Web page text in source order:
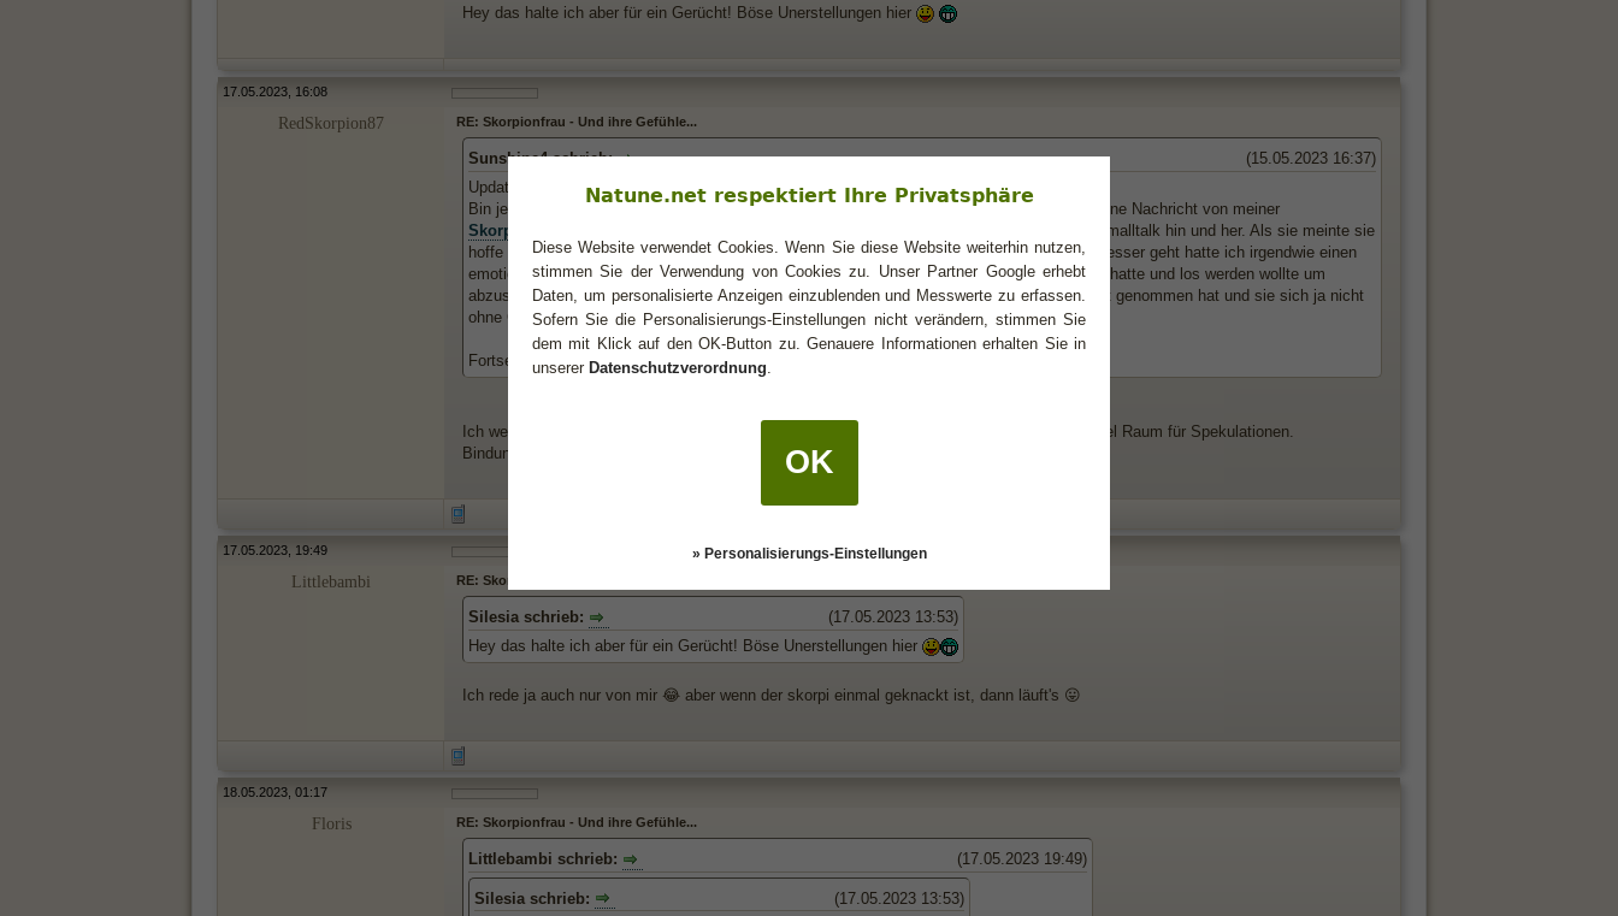
Hey das halte ich aber für ein Gerücht! Böse Unerstellungen hier
17.05.2023, 16:08
RedSkorpion87 RE: Skorpionfrau - Und ihre Gefühle...
(15.05.2023 16:37)
Sunshine4 schrieb:
Update 😃:
Bin jetzt auf Abstand gegangen. Und was ist passiert ? Neun Tage später flatterte Abends eine Nachricht von meiner
Skorpionfrau
ein. Sie wollte wissen wie es mir so geht. Darauf hin folgende ein bisschen Smalltalk hin und her. Als sie meinte sie
hoffe dass ich nicht allzu sehr entäuscht bin und ob sie was machen können damit es mir besser geht hatte ich irgendwie einen
emotionalen Moment und ihr noch paar Kleinigkeiten geschrieben die ich noch aufm Herzen hatte und los werden wollte um
abzuschließen. Was folgte war eine Sprachnachricht dass sie es ihr die Woche einwenig mit genommen hat und sie sich ja nicht
ohne Grund bei mir gemeldet hat und sie wissen wollte ob ich noch Lust habe sie zu sehen.
Fortsetzung folgt 😅
Ich werde aus ihren Worten noch nicht schlau. Wie viele hier geschrieben haben, lässt sie viel Raum für Spekulationen.
Bindung gespannt und drücke dir die Daumen. Berichte dann gerne😊👍🍀
17.05.2023, 19:49
Littlebambi RE: Skorpionfrau - Und ihre Gefühle...
(17.05.2023 13:53)
Silesia schrieb:
Hey das halte ich aber für ein Gerücht! Böse Unerstellungen hier
Ich rede ja auch nur von mir 😂 aber wenn der skorpi einmal geknackt ist, dann läuft's 😛
18.05.2023, 01:17
Floris RE: Skorpionfrau - Und ihre Gefühle...
(17.05.2023 19:49)
Littlebambi schrieb:
(17.05.2023 13:53)
Silesia schrieb:
Natune.net respektiert Ihre Privatsphäre
Diese Website verwendet Cookies. Wenn Sie diese Website weiterhin nutzen,
stimmen Sie der Verwendung von Cookies zu. Unser Partner Google erhebt
Daten, um personalisierte Anzeigen einzublenden und Messwerte zu erfassen.
Sofern Sie die Personalisierungs-Einstellungen nicht verändern, stimmen Sie
dem mit Klick auf den OK-Button zu. Genauere Informationen erhalten Sie in
unserer Datenschutzverordnung
OK
» Personalisierungs-Einstellungen